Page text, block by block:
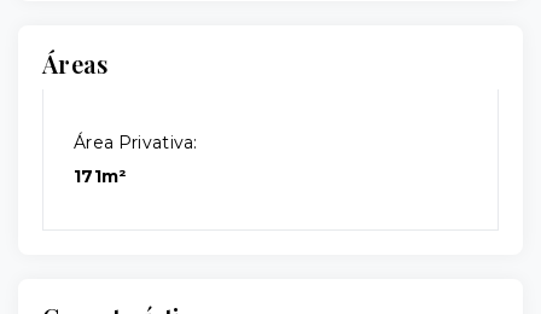
Áreas
Área Privativa:
171m²